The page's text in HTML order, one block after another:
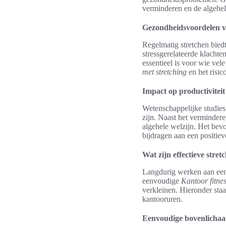
verminderen en de
Gezondheidsvoordelen
Regelmatig stretchen
stressgerelateerde
essentieel is voor wie
met stretching en het
Impact op
Wetenschappelijke
zijn. Naast het
algehele welzijn. Het
bijdragen aan een
Wat zijn effectieve
Langdurig werken aan
eenvoudige Kantoor
verkleinen. Hieronder
kantooruren.
Eenvoudige